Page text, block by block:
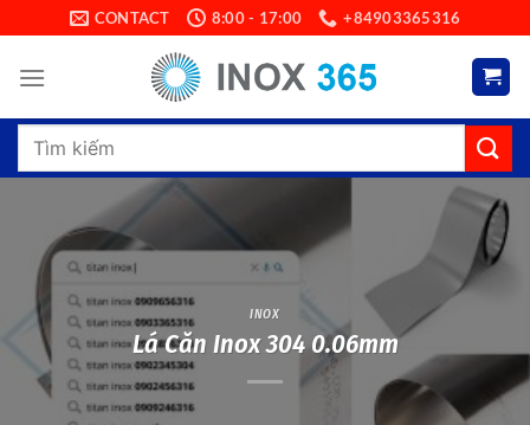
to
content
CONTACT 8:00 - 17:00 +84903365316
Search
INOX
Lá Căn Inox 304 0.06mm